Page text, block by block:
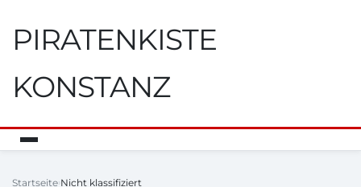
PIRATENKISTE
KONSTANZ
Startseite Nicht klassifiziert